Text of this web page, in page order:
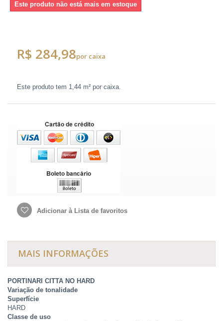
Este produto não está mais em estoque
R$ 284,98por caixa
Este produto tem 1,44 m² por caixa.
Adicionar à Lista de favoritos
MAIS INFORMAÇÕES
PORTINARI CITTA NO HARD
Variação de tonalidade
Superfície
HARD
Classe de uso